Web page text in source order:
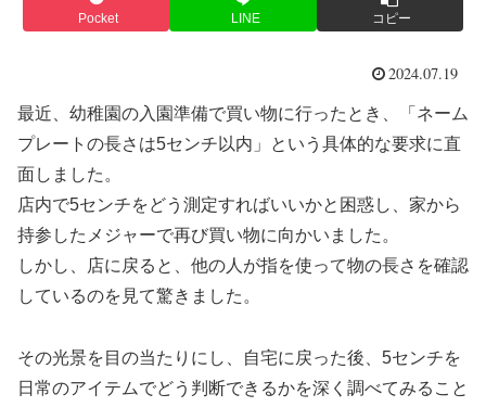
Pocket LINE コピー
2024.07.19
最近、幼稚園の入園準備で買い物に行ったとき、「ネーム
プレートの長さは5センチ以内」という具体的な要求に直
面しました。
店内で5センチをどう測定すればいいかと困惑し、家から
持参したメジャーで再び買い物に向かいました。
しかし、店に戻ると、他の人が指を使って物の長さを確認
しているのを見て驚きました。
その光景を目の当たりにし、自宅に戻った後、5センチを
日常のアイテムでどう判断できるかを深く調べてみること